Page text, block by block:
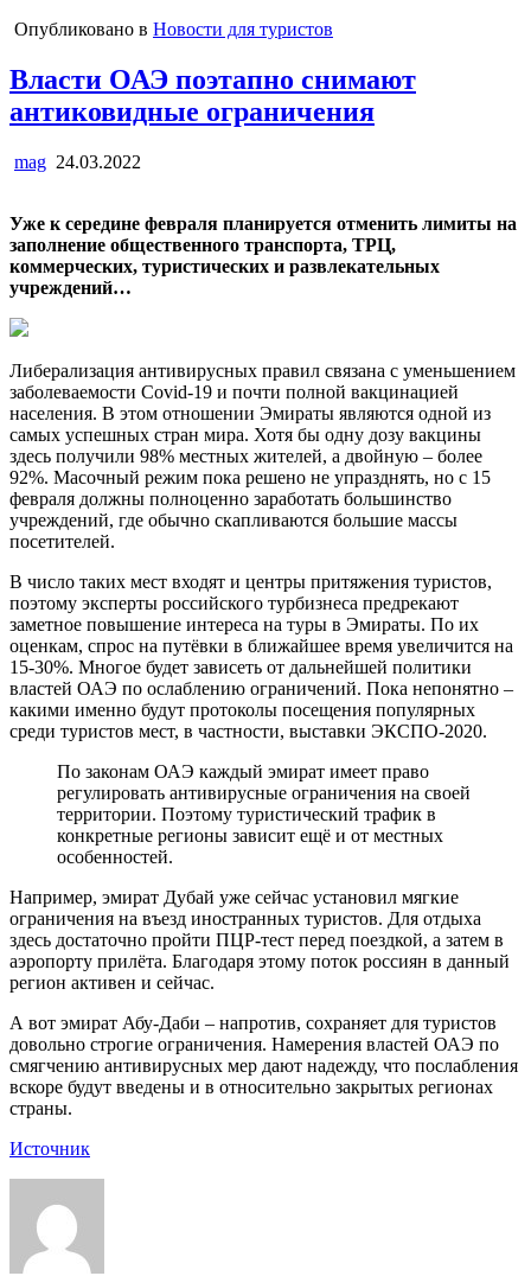
Опубликовано в Новости для туристов
Власти ОАЭ поэтапно снимают
антиковидные ограничения
mag 24.03.2022
Уже к середине февраля планируется отменить лимиты на
заполнение общественного транспорта, ТРЦ,
коммерческих, туристических и развлекательных
учреждений…
Либерализация антивирусных правил связана с уменьшением
заболеваемости Covid-19 и почти полной вакцинацией
населения. В этом отношении Эмираты являются одной из
самых успешных стран мира. Хотя бы одну дозу вакцины
здесь получили 98% местных жителей, а двойную – более
92%. Масочный режим пока решено не упразднять, но с 15
февраля должны полноценно заработать большинство
учреждений, где обычно скапливаются большие массы
посетителей.
В число таких мест входят и центры притяжения туристов,
поэтому эксперты российского турбизнеса предрекают
заметное повышение интереса на туры в Эмираты. По их
оценкам, спрос на путёвки в ближайшее время увеличится на
15-30%. Многое будет зависеть от дальнейшей политики
властей ОАЭ по ослаблению ограничений. Пока непонятно –
какими именно будут протоколы посещения популярных
среди туристов мест, в частности, выставки ЭКСПО-2020.
По законам ОАЭ каждый эмират имеет право
регулировать антивирусные ограничения на своей
территории. Поэтому туристический трафик в
конкретные регионы зависит ещё и от местных
особенностей.
Например, эмират Дубай уже сейчас установил мягкие
ограничения на въезд иностранных туристов. Для отдыха
здесь достаточно пройти ПЦР-тест перед поездкой, а затем в
аэропорту прилёта. Благодаря этому поток россиян в данный
регион активен и сейчас.
А вот эмират Абу-Даби – напротив, сохраняет для туристов
довольно строгие ограничения. Намерения властей ОАЭ по
смягчению антивирусных мер дают надежду, что послабления
вскоре будут введены и в относительно закрытых регионах
страны.
Источник